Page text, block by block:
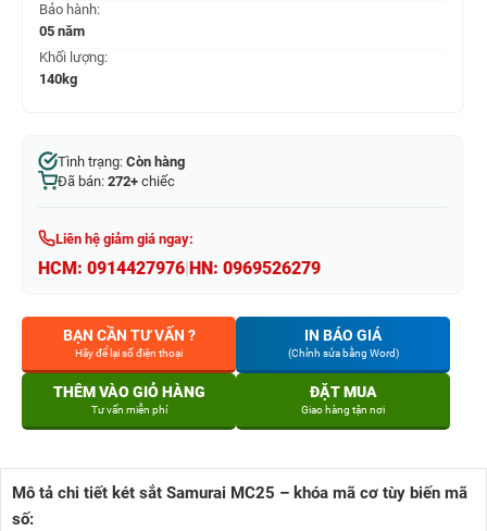
Bảo hành:
05 năm
Khối lượng:
140kg
Tình trạng: Còn hàng
Đã bán: 272+ chiếc
Liên hệ giảm giá ngay:
HCM: 0914427976 HN: 0969526279
BẠN CẦN TƯ VẤN ?
Hãy để lại số điện thoại
IN BÁO GIÁ
(Chỉnh sửa bằng Word)
THÊM VÀO GIỎ HÀNG
Tư vấn miễn phí
ĐẶT MUA
Giao hàng tận nơi
Mô tả chi tiết két sắt Samurai MC25 – khóa mã cơ tùy biến mã
số: